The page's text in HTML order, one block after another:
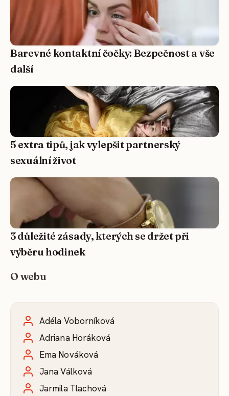
Barevné kontaktní čočky: Bezpečnost a vše
další
5 extra tipů, jak vylepšit partnerský
sexuální život
3 důležité zásady, kterých se držet při
výběru hodinek
O webu
Adéla Voborníková
Adriana Horáková
Ema Nováková
Jana Válková
Jarmila Tlachová